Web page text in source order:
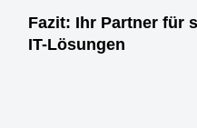
Fazit: Ihr Partner für
IT-Lösungen